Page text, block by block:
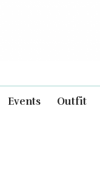
Events Outfit